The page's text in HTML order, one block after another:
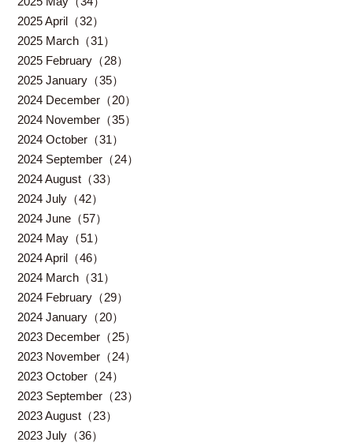
2025 April（32）
2025 March（31）
2025 February（28）
2025 January（35）
2024 December（20）
2024 November（35）
2024 October（31）
2024 September（24）
2024 August（33）
2024 July（42）
2024 June（57）
2024 May（51）
2024 April（46）
2024 March（31）
2024 February（29）
2024 January（20）
2023 December（25）
2023 November（24）
2023 October（24）
2023 September（23）
2023 August（23）
2023 July（36）